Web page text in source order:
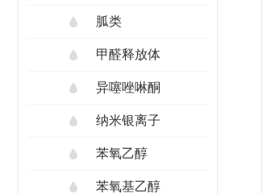
胍类
甲醛释放体
异噻唑啉酮
纳米银离子
苯氧乙醇
苯氧基乙醇